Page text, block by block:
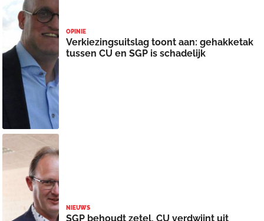
OPINIE
Verkiezingsuitslag toont aan: gehakketak
tussen CU en SGP is schadelijk
NIEUWS
SGP behoudt zetel, CU verdwijnt uit